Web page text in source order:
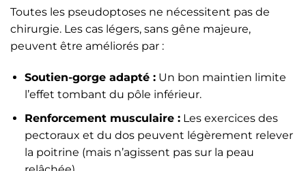
Toutes les pseudoptoses ne nécessitent pas de
chirurgie. Les cas légers, sans gêne majeure,
peuvent être améliorés par :
Soutien-gorge adapté :Un bon maintien limite
l’effet tombant du pôle inférieur.
Renforcement musculaire :Les exercices des
pectoraux et du dos peuvent légèrement relever
la poitrine (mais n’agissent pas sur la peau